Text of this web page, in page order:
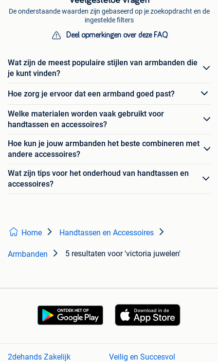
De onderstaande waarden zijn gebaseerd op je zoekopdracht en de
ingestelde filters
Deel opmerkingen over deze FAQ
Wat zijn de meest populaire stijlen van armbanden die
je kunt vinden?
Hoe zorg je ervoor dat een armband goed past?
Welke materialen worden vaak gebruikt voor
handtassen en accessoires?
Hoe kun je jouw armbanden het beste combineren met
andere accessoires?
Wat zijn tips voor het onderhoud van handtassen en
accessoires?
Home Handtassen en Accessoires
Armbanden 5 resultaten voor 'victoria juwelen'
2dehands Zakelijk Veilig en Succesvol